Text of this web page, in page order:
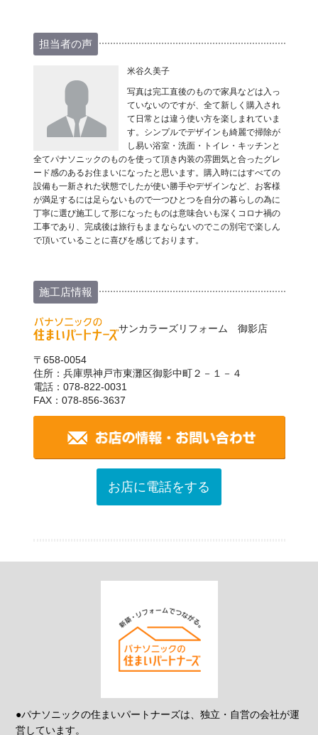
担当者の声
米谷久美子
写真は完工直後のもので家具などは入っ
ていないのですが、全て新しく購入され
て日常とは違う使い方を楽しまれていま
す。シンプルでデザインも綺麗で掃除が
し易い浴室・洗面・トイレ・キッチンと
全てパナソニックのものを使って頂き内装の雰囲気と合ったグレ
ード感のあるお住まいになったと思います。購入時にはすべての
設備も一新された状態でしたが使い勝手やデザインなど、お客様
が満足するには足らないもので一つひとつを自分の暮らしの為に
丁寧に選び施工して形になったものは意味合いも深くコロナ禍の
工事であり、完成後は旅行もままならないのでこの別宅で楽しん
で頂いていることに喜びを感じております。
施工店情報
サンカラーズリフォーム 御影店
〒658-0054
住所：兵庫県神戸市東灘区御影中町２－１－４
電話：078-822-0031
FAX：078-856-3637
お店に電話をする
●パナソニックの住まいパートナーズは、独立・自営の会社が運
営しています。